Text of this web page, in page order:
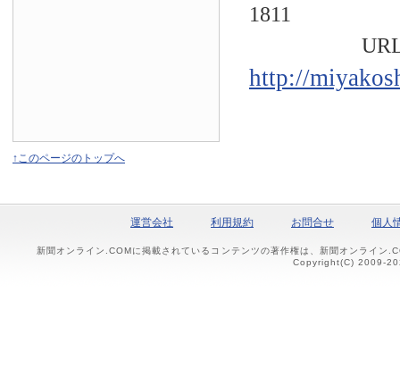
1811
URL
http://
↑このページのトップへ
運営会社 利用規約 お問合せ 個人
新聞オンライン.COMに掲載されているコンテンツの著作権は、新聞オンライン
Copyright(C) 2009-